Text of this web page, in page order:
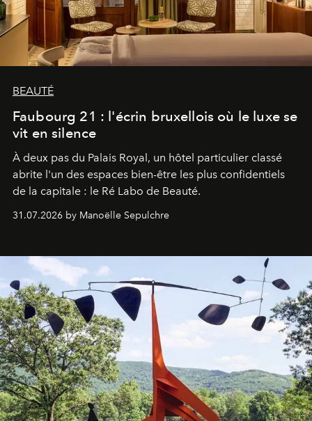
BEAUTÉ
Faubourg 21 : l'écrin bruxellois où le luxe se
vit en silence
À deux pas du Palais Royal, un hôtel particulier classé
abrite l'un des espaces bien-être les plus confidentiels
de la capitale : le Ré Labo de Beauté.
31.07.2026 by Manoëlle Sepulchre